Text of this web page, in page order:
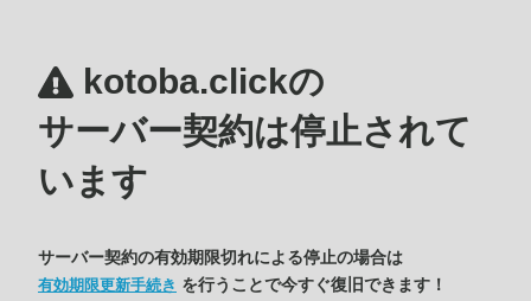
kotoba.clickの
サーバー契約は停止されて
います
サーバー契約の有効期限切れによる停止の場合は
有効期限更新手続き を行うことで今すぐ復旧できます！